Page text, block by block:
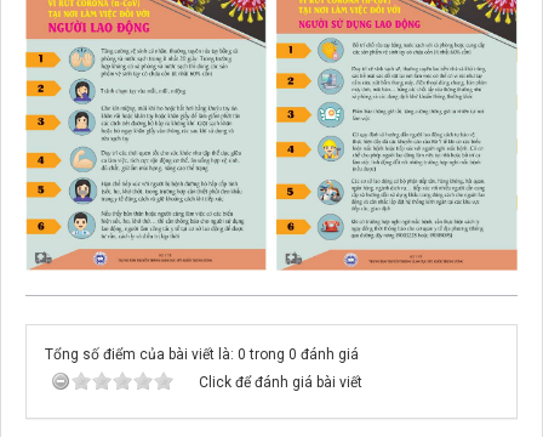
Tổng số điểm của bài viết là: 0 trong 0 đánh giá
Click để đánh giá bài viết